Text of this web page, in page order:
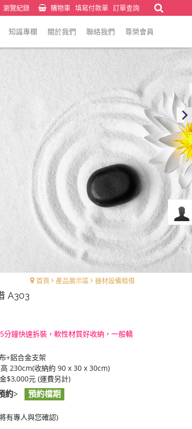
瀏覽紀錄 購物車 填寫付款單 訂單查詢
知識專欄 關於我們 聯絡我們 尊榮會員
首頁 產品展示區 器材設備租借
A303
分鐘快速拆裝，軟性材質好收納，一般轎
+鋁合金支架
230cm(收納約 90 x 30 x 30cm)
$3,000元 (運費另計)
約> 預約檔期
有專人與您確認)